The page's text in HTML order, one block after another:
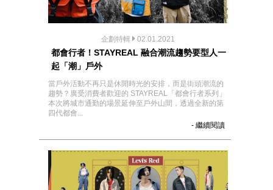
企劃特輯 02.01.2021
都會行者！STAYREAL 融合潮流趨勢要型人一
起「潮」戶外
當戶外活動不再只是休閒時光的安排，而是街頭潮流的
趨勢？廣受消費者歡迎的 STAYREAL「都會行者系列」
本次將城市通勤的場景延伸至戶外山間，透過全新的第
四代都會...
- 繼續閱讀